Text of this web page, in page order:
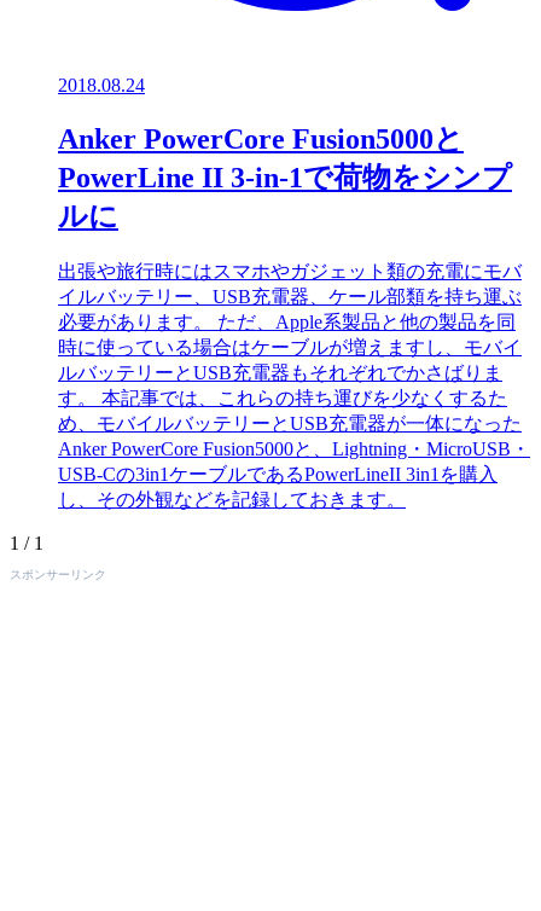
2018.08.24
Anker PowerCore Fusion5000と
PowerLine II 3-in-1で荷物をシンプ
ルに
出張や旅行時にはスマホやガジェット類の充電にモバ
イルバッテリー、USB充電器、ケール部類を持ち運ぶ
必要があります。 ただ、Apple系製品と他の製品を同
時に使っている場合はケーブルが増えますし、モバイ
ルバッテリーとUSB充電器もそれぞれでかさばりま
す。 本記事では、これらの持ち運びを少なくするた
め、モバイルバッテリーとUSB充電器が一体になった
Anker PowerCore Fusion5000と、Lightning・MicroUSB・
USB-Cの3in1ケーブルであるPowerLineII 3in1を購入
し、その外観などを記録しておきます。
1 / 1
スポンサーリンク